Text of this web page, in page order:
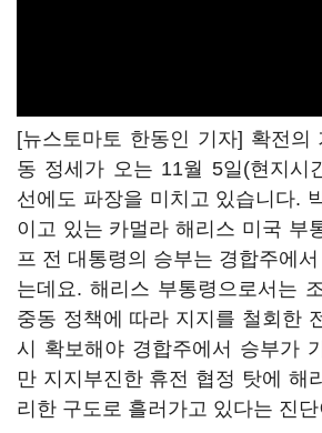
[뉴스토마토 한동인 기자] 확전의
동 정세가 오는 11월 5일(현지시
선에도 파장을 미치고 있습니다.
이고 있는 카멀라 해리스 미국 부
프 전 대통령의 승부는 경합주에
는데요. 해리스 부통령으로서는
중동 정책에 따라 지지를 철회한
시 확보해야 경합주에서 승부가
만 지지부진한 휴전 협정 탓에 해
리한 구도로 흘러가고 있다는 진